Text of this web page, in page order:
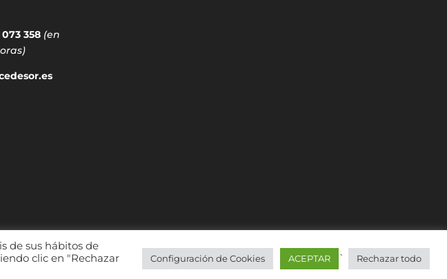
073 358 (en
Ribagorza y Sobrarbe.
de sus hábitos de
clic en "Rechazar
Configuración de Cookies ACEPTAR ` Rechazar todo